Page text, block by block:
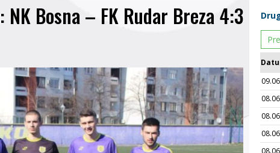
Bosna – FK Rudar Breza 4:3